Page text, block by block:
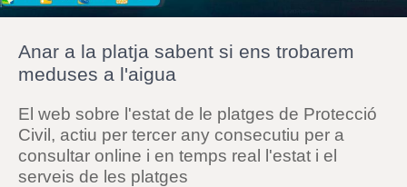
a
l
l
a
Anar a la platja sabent si ens trobarem
meduses a l'aigua
El web sobre l'estat de le platges de Protecció
Civil, actiu per tercer any consecutiu per a
consultar online i en temps real l'estat i el
serveis de les platges